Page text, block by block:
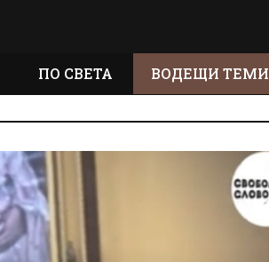
ПО СВЕТА ВОДЕЩИ ТЕМИ